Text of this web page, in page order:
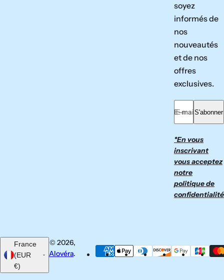
soyez
informés de
nos
nouveautés
et de nos
offres
exclusives.
E-mail *S'abonner
*En vous
inscrivant
vous acceptez
notre
politique de
confidentialité
France
(EUR
€)
© 2026,
Alovéra.